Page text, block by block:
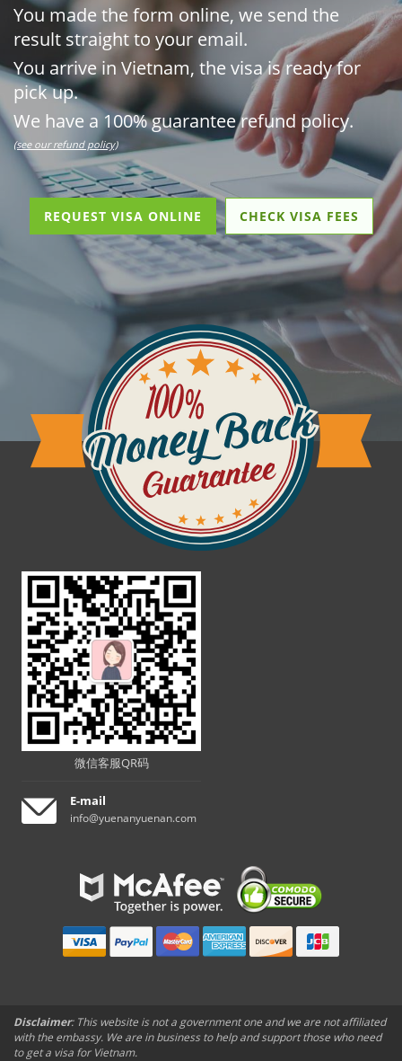
You made the form online, we send the
result straight to your email.
You arrive in Vietnam, the visa is ready for
pick up.
We have a 100% guarantee refund policy.
(see our refund policy)
REQUEST VISA ONLINE CHECK VISA FEES
微信客服QR码
E-mail
info@yuenanyuenan.com
Disclaimer: This website is not a government one and we are not affiliated
with the embassy. We are in business to help and support those who need
to get a visa for Vietnam.